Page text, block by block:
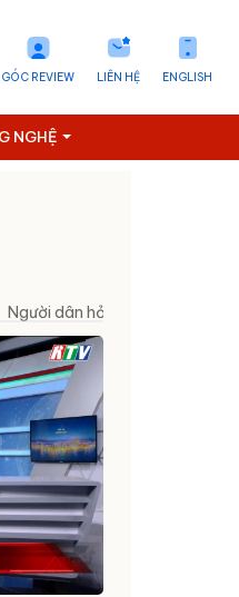
ENGLISH
LIÊN HỆ
GÓC REVIEW
NGHỆ
Người dân hỏi – Cơ quan nhà